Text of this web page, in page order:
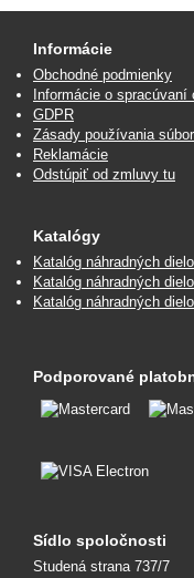
Informácie
Obchodné podmienky
Informácie o
GDPR
Zásady používania
Reklamácie
Odstúpiť od zmluvy tu
Katalógy
Katalóg náhradných
Katalóg náhradných
Katalóg náhradných
Podporované
Sídlo spoločnosti
Studená strana 737/7